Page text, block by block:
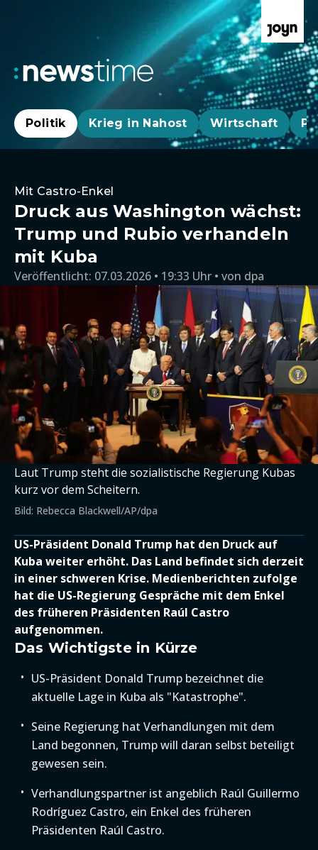
Politik Krieg in Nahost Wirtschaft
Mit Castro-Enkel
Druck aus Washington wächst:
Trump und Rubio verhandeln
mit Kuba
Veröffentlicht: 07.03.2026 • 19:33 Uhr von dpa
Laut Trump steht die sozialistische Regierung Kubas
kurz vor dem Scheitern.
Bild: Rebecca Blackwell/AP/dpa
US-Präsident Donald Trump hat den Druck auf
Kuba weiter erhöht. Das Land befindet sich derzeit
in einer schweren Krise. Medienberichten zufolge
hat die US-Regierung Gespräche mit dem Enkel
des früheren Präsidenten Raúl Castro
aufgenommen.
Das Wichtigste in Kürze
US-Präsident Donald Trump bezeichnet die
aktuelle Lage in Kuba als "Katastrophe".
Seine Regierung hat Verhandlungen mit dem
Land begonnen, Trump will daran selbst beteiligt
gewesen sein.
Verhandlungspartner ist angeblich Raúl Guillermo
Rodríguez Castro, ein Enkel des früheren
Präsidenten Raúl Castro.